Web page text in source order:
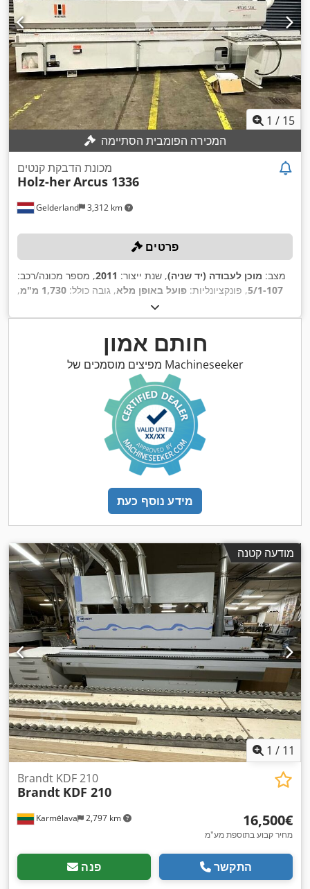
1 / 15
המכירה הפומבית הסתיימה
Gelderland 3,312 km
מכונת הדבקת קנטים
Holz-herArcus 1336
פרטים
מצב: מוכן לעבודה (יד שניה), שנת ייצור: 2011, מספר מכונה/רכב:
5/1-107, פונקציונליות: פועל באופן מלא, גובה כולל: 1,730 מ"מ
,
, רוחב כולל:
חותם אמון
מפיצים מוסמכים של Machineseeker
מידע נוסף כעת
מודעה קטנה
1 / 11
Karmėlava 2,797 km
Brandt KDF 210
Brandt KDF 210
‏16,500 ‏€
מחיר קבוע בתוספת מע"מ
פנה התקשר